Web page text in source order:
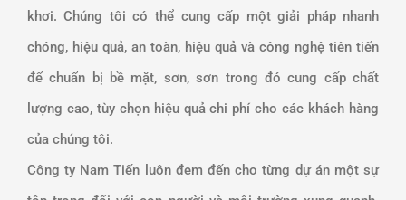
khơi. Chúng tôi có thể cung cấp một giải pháp nhanh
chóng, hiệu quả, an toàn, hiệu quả và công nghệ tiên tiến
để chuẩn bị bề mặt, sơn, sơn trong đó cung cấp chất
lượng cao, tùy chọn hiệu quả chi phí cho các khách hàng
của chúng tôi.
Công ty Nam Tiến luôn đem đến cho từng dự án một sự